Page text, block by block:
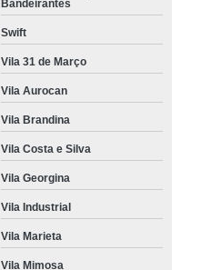
Bandeirantes
Swift
Vila 31 de Março
Vila Aurocan
Vila Brandina
Vila Costa e Silva
Vila Georgina
Vila Industrial
Vila Marieta
Vila Mimosa